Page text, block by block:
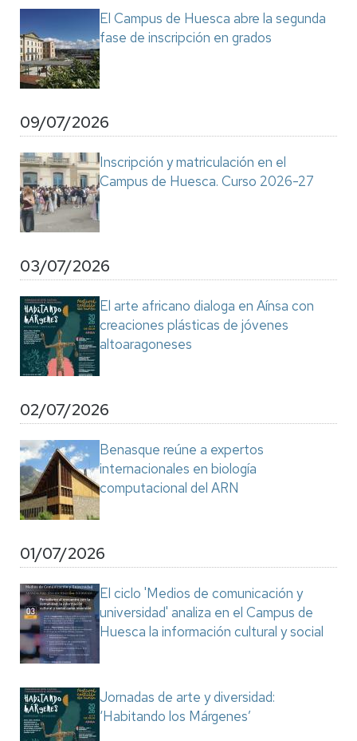
El Campus de Huesca abre la segunda
fase de inscripción en grados
09/07/2026
Inscripción y matriculación en el
Campus de Huesca. Curso 2026-27
03/07/2026
El arte africano dialoga en Aínsa con
creaciones plásticas de jóvenes
altoaragoneses
02/07/2026
Benasque reúne a expertos
internacionales en biología
computacional del ARN
01/07/2026
El ciclo 'Medios de comunicación y
universidad' analiza en el Campus de
Huesca la información cultural y social
Jornadas de arte y diversidad:
‘Habitando los Márgenes’